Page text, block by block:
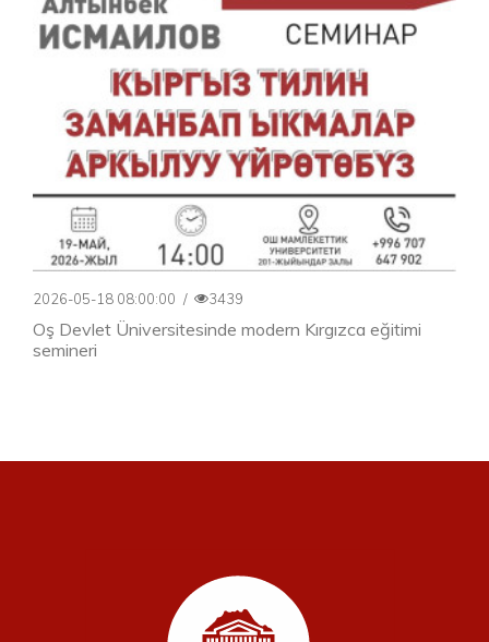
2026-05-18 08:00:00 / 3439
Oş Devlet Üniversitesinde modern Kırgızca eğitimi
semineri